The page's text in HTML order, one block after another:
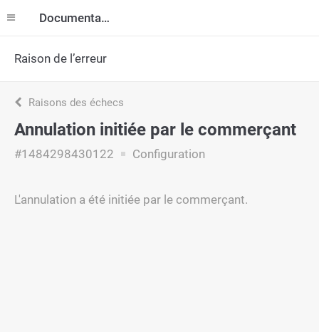
Documentation
Raison de l’erreur
Raisons des échecs
Annulation initiée par le commerçant
#1484298430122 Configuration
L'annulation a été initiée par le commerçant.